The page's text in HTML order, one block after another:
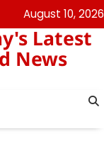
August 10, 2026
Latest
News